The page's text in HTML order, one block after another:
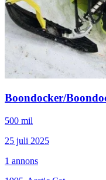
Boondocker/
500 mil
25 juli 2025
1 annons